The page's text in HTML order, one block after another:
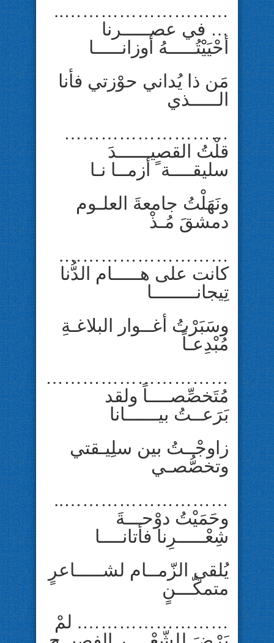
………………………..
… في عصـــــرنا
أحْيَيْتُـــــهُ أوزانـــــا
مَن ذا يُداني حوْزتي فأنا
الـــــذي
………………………
قلْتُ القصيــــــدَ
سليقــــة ً أزمــا نـا
ونَهَلْتُ جامعةَ العلـوم
دمشقَ مُـذْ
……………………….
كانت على هـــــام الدُّنا
تِيجانــــــــا
وسَبَرْتُ أغــوار البلاغـةِ
مُبْدِعـاً
…………………………
مُتَخصِّصــــاً ولقد
بَرَعــتُ بيــــــانا
زاوجْــتُ بين سلِيـقتي
وتخصُّصـي
………………………..
وحَمَيْتُ دوْحـــةَ
شِعْـــــرِنا فأتانــــا
يُلقي الزّمــام لشـــــاعرٍ
متمكّـــنٍ
……………………. لمْ